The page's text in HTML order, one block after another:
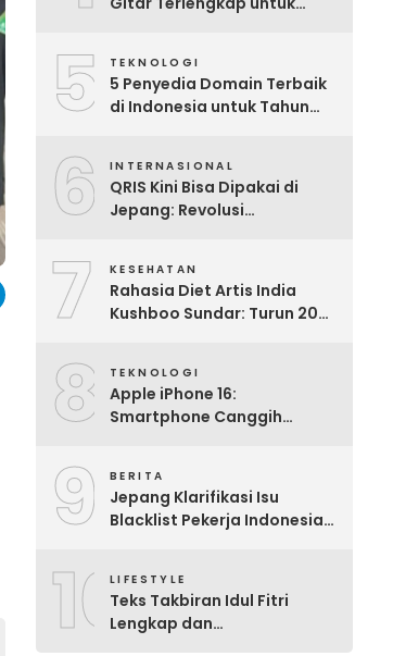
5 TEKNOLOGI
5 Penyedia Domain Terbaik
di Indonesia untuk Tahun
6 INTERNASIONAL
QRIS Kini Bisa Dipakai di
Jepang: Revolusi
7 KESEHATAN
Rahasia Diet Artis India
Kushboo Sundar: Turun 20
8 TEKNOLOGI
Apple iPhone 16:
Smartphone Canggih
9 BERITA
Jepang Klarifikasi Isu
Blacklist Pekerja Indonesia,
10LIFESTYLE
Teks Takbiran Idul Fitri
Lengkap dan